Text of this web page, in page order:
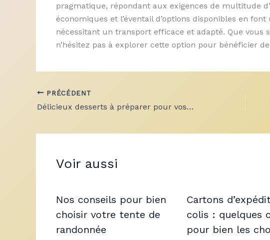
pragmatique, répondant aux exigences de multitude
économiques et l’éventail d’options disponibles en
nécessitant un transport efficace et adapté. Que
n’hésitez pas à explorer cette option pour bénéficier
PRÉCÉDENT
Délicieux desserts à préparer pour vos repas de famille
Voir aussi
Nos conseils pour bien
choisir votre tente de
randonnée
Cartons
colis : quelques
pour bien les